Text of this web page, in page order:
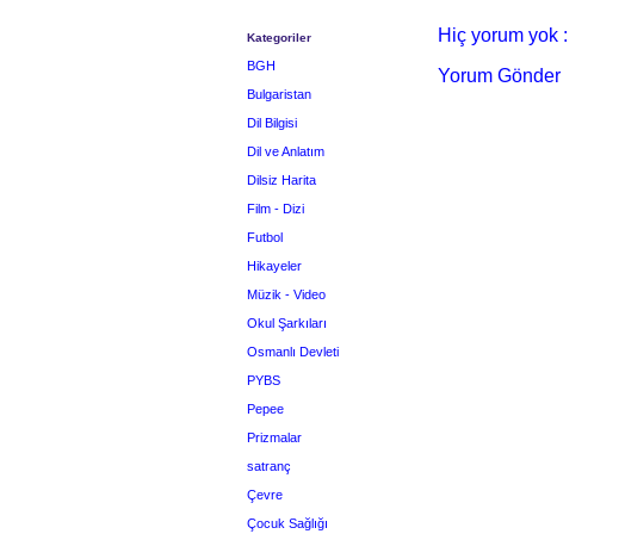
Hiç yorum yok :
Yorum Gönder
Kategoriler
BGH
Bulgaristan
Dil Bilgisi
Dil ve Anlatım
Dilsiz Harita
Film - Dizi
Futbol
Hikayeler
Müzik - Video
Okul Şarkıları
Osmanlı Devleti
PYBS
Pepee
Prizmalar
satranç
Çevre
Çocuk Sağlığı